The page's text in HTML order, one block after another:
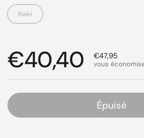
Kaki
Prix régulier
€40,40 Prix de solde
€47,95
vous
Épuisé